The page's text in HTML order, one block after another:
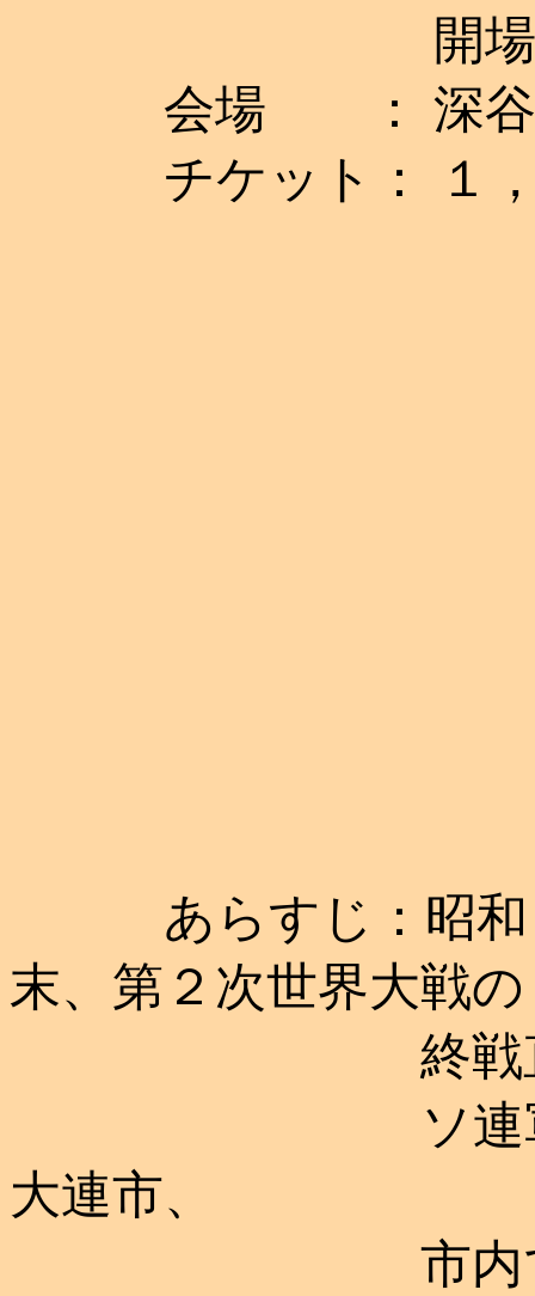
開
会場 ： 深谷市
チケット： １，
あらすじ：昭和２
末、第２次世界大戦の
終戦直後
ソ連軍政下
大連市、
市内でも音に